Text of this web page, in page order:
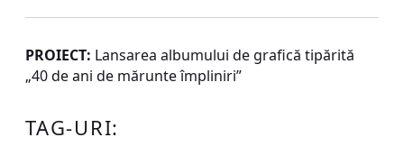
PROIECT: Lansarea albumului de grafică tipărită
„40 de ani de mărunte împliniri”
TAG-URI: